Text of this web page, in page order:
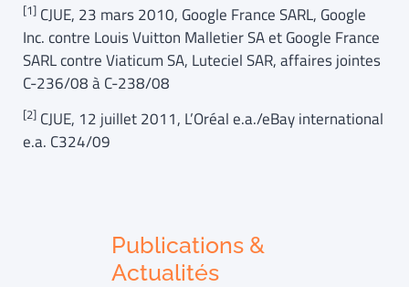
[1] CJUE, 23 mars 2010, Google France SARL, Google
Inc. contre Louis Vuitton Malletier SA et Google France
SARL contre Viaticum SA, Luteciel SAR, affaires jointes
C-236/08 à C-238/08
[2] CJUE, 12 juillet 2011, L’Oréal e.a./eBay international
e.a. C324/09
Publications &
Actualités